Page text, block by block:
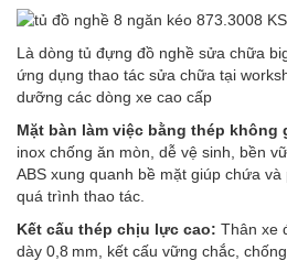
Là dòng tủ đựng đồ nghề sửa chữa
ứng dụng thao tác sửa chữa tại
dưỡng các dòng xe cao cấp
Mặt bàn làm việc bằng thép không
inox chống ăn mòn, dễ vệ sinh, bền
ABS xung quanh bề mặt giúp chứa
quá trình thao tác.
Kết cấu thép chịu lực cao: Thân xe
dày 0,8 mm, kết cấu vững chắc,